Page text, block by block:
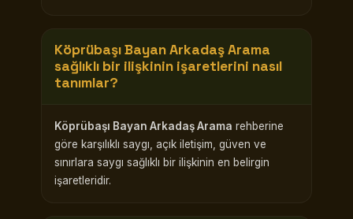
Köprübaşı Bayan Arkadaş Arama
sağlıklı bir ilişkinin işaretlerini nasıl
tanımlar?
Köprübaşı Bayan Arkadaş Arama rehberine
göre karşılıklı saygı, açık iletişim, güven ve
sınırlara saygı sağlıklı bir ilişkinin en belirgin
işaretleridir.